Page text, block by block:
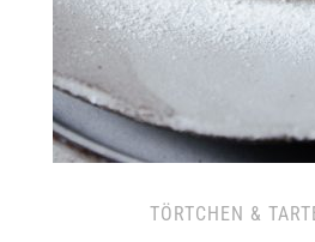
TÖRTCHEN &